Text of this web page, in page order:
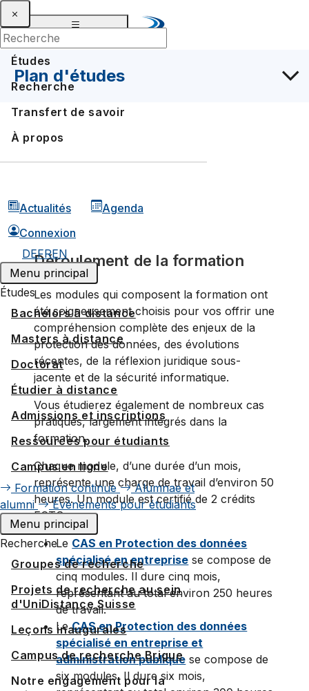
Études
Recherche
Transfert de savoir
À propos
Actualités
Agenda
Connexion
DEFREN
Menu principal
Études
Bachelors à distance
Masters à distance
Doctorat
Étudier à distance
Admissions et inscriptions
Ressources pour étudiants
Campus en ligne
Formation continue
Alumnae et
alumni
Événements pour étudiants
Menu principal
Recherche
Groupes de recherche
Projets de recherche au sein
d'UniDistance Suisse
Leçons inaugurales
Campus de recherche Brigue
Notre engagement pour la
Plan d'études
Déroulement de la formation
Les modules qui composent la formation ont
été soigneusement choisis pour vos offrir une
compréhension complète des enjeux de la
protection des données, des évolutions
récentes, de la réflexion juridique sous-
jacente et de la sécurité informatique.
Vous étudierez également de nombreux cas
pratiques, largement intégrés dans la
formation.
Chaque module, d’une durée d’un mois,
représente une charge de travail d’environ 50
heures. Un module est certifié de 2 crédits
ECTS.
Le CAS en Protection des données
spécialisé en entreprise se compose de
cinq modules. Il dure cinq mois,
représentant au total environ 250 heures
de travail.
LeCAS en Protection des données
spécialisé en entreprise et
administration publique se compose de
six modules. Il dure six mois,